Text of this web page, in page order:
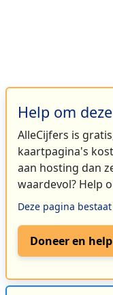
Help om
AlleCijfers is
kaartpagina's
aan hosting dan
waardevol? Help
Deze pagina
Doneer en